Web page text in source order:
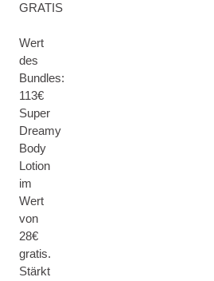
GRATIS
Wert
des
Bundles:
113€
Super
Dreamy
Body
Lotion
im
Wert
von
28€
gratis.
Stärkt